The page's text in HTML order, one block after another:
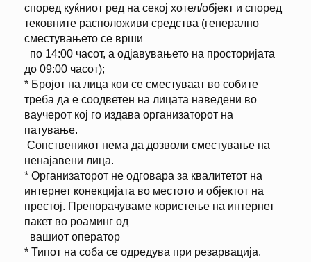
според куќниот ред на секој хотел/објект и според
тековните расположиви средства (генерално
сместувањето се врши
по 14:00 часот, а одјавувањето на просторијата
до 09:00 часот);
* Бројот на лица кои се сместуваат во собите
треба да е соодветен на лицата наведени во
ваучерот кој го издава организаторот на
патување.
Сопственикот нема да дозволи сместување на
ненајавени лица.
* Организаторот не одговара за квалитетот на
интернет конекцијата во местото и објектот на
престој. Препорачуваме користење на интернет
пакет во роаминг од
вашиот оператор
* Типот на соба се одредува при резарвација.